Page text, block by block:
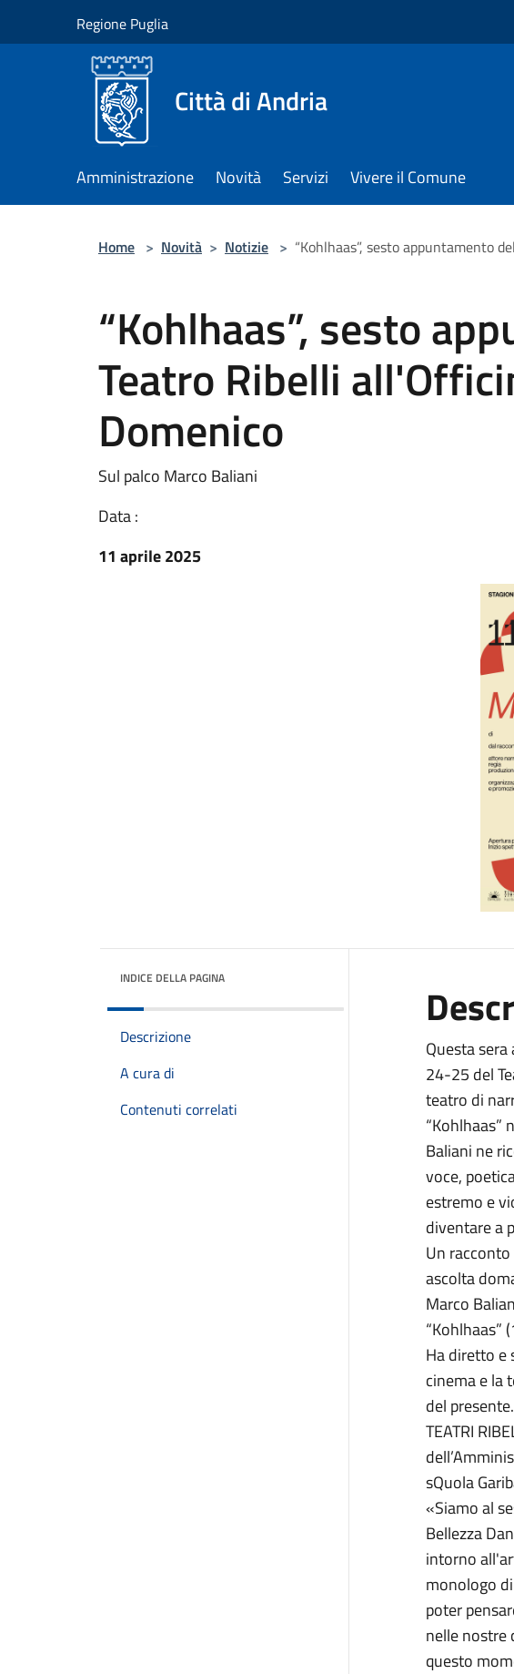
Regione Puglia
Città di Andria
Amministrazione Novità Servizi Vivere il Comune
Home > Novità > Notizie > “Kohlhaas”, sesto appuntamento
“Kohlhaas”, sesto
Teatro Ribelli
Domenico
Sul palco Marco Baliani
Data :
11 aprile 2025
INDICE DELLA PAGINA
Descrizione
A cura di
Contenuti correlati
Questa
24-25 del
teatro di
“Kohlhaas”
Baliani ne
voce,
estremo e
diventare a
Un
ascolta
Marco
“Kohlhaas”
Ha diretto e
cinema e la
del presente.
TEATRI
sQuola
«Siamo al
Bellezza
intorno
monologo
poter
nelle nostre
questo